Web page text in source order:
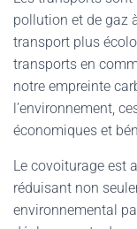
pollution et de gaz
transport plus
transports en
notre empreinte
l’environnement,
économiques et
Le covoiturage est
réduisant non
environnemental